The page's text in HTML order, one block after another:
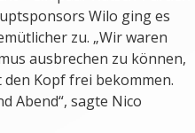
Wilo ging es
zu. „Wir waren
ausbrechen zu können,
Kopf frei bekommen.
Abend“, sagte Nico